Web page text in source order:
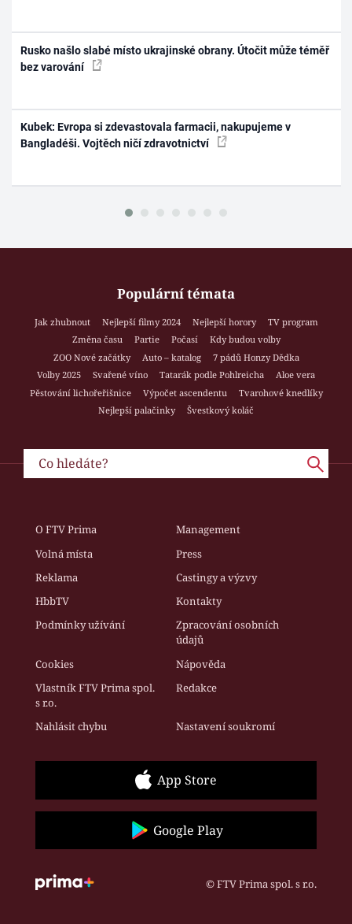
Rusko našlo slabé místo ukrajinské obrany. Útočit může téměř
bez varování
Kubek: Evropa si zdevastovala farmacii, nakupujeme v
Bangladéši. Vojtěch ničí zdravotnictví
Populární témata
Jak zhubnout Nejlepší filmy 2024 Nejlepší horory
TV program
Změna času
Partie Počasí
Kdy budou volby
ZOO Nové začátky
Auto – katalog
7 pádů Honzy Dědka
Volby 2025
Svařené víno Tatarák podle Pohlreicha
Aloe vera
Pěstování lichořeřišnice
Výpočet ascendentu
Tvarohové knedlíky
Nejlepší palačinky
Švestkový koláč
O FTV Prima
Management
Volná místa
Press
Reklama
Castingy a výzvy
HbbTV
Kontakty
Podmínky užívání
Zpracování osobních
údajů
Cookies
Nápověda
Vlastník FTV Prima spol.
s r.o.
Redakce
Nahlásit chybu Nastavení soukromí
App Store
Google Play
© FTV Prima spol. s r.o.